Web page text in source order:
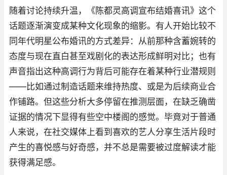
随着讨论持续升温，《陈都灵高调宣布结婚喜讯》这个
话题逐渐演变成某种文化现象的缩影。有人开始比较不
同年代明星公布婚讯的方式差异：从前那种含蓄婉转的
态度与现在直白甚至戏剧化的表达形成鲜明对比；也有
声音指出这种高调行为背后可能存在着某种行业潜规则
——比如通过制造话题来维持热度、或是为后续商业合
作铺路。但这些分析大多停留在推测层面，在缺乏确凿
证据的情况下显得有些空中楼阁的感觉。毕竟对于普通
人来说，在社交媒体上看到喜欢的艺人分享生活片段时
产生的喜悦感与好奇感，并不总是需要被过度解读才能
获得满足感。